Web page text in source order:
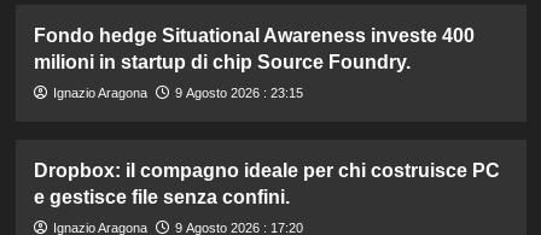
Fondo hedge Situational Awareness investe 400
milioni in startup di chip Source Foundry.
Ignazio Aragona 9 Agosto 2026 : 23:15
Dropbox: il compagno ideale per chi costruisce PC
e gestisce file senza confini.
Ignazio Aragona 9 Agosto 2026 : 17:20